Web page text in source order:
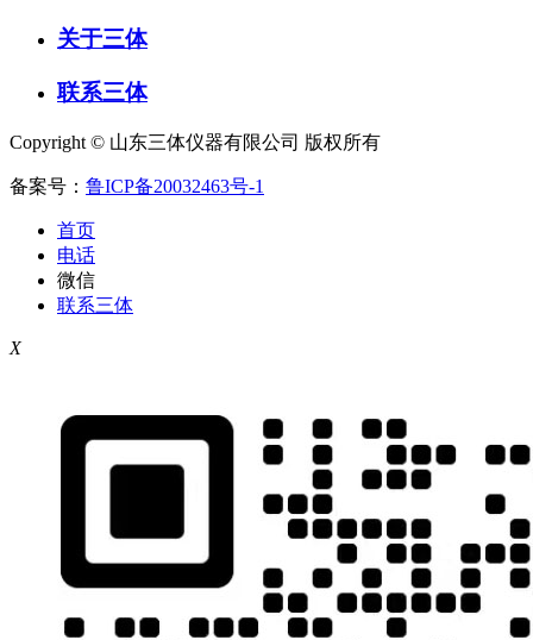
关于三体
联系三体
Copyright © 山东三体仪器有限公司 版权所有
备案号： 鲁ICP备20032463号-1
首页
电话
微信
联系三体
X